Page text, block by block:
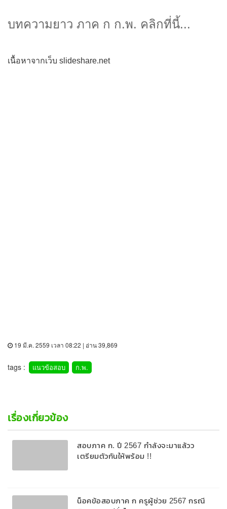
บทความยาว ภาค ก ก.พ. คลิกที่นี้...
เนื้อหาจากเว็บ slideshare.net
19 มี.ค. 2559 เวลา 08:22 | อ่าน 39,869
tags : แนวข้อสอบ ก.พ.
เรื่องเกี่ยวข้อง
สอบภาค ก. ปี 2567 กำลังจะมาแล้วว
เตรียมตัวกันให้พร้อม !!
น็อคข้อสอบภาค ก ครูผู้ช่วย 2567 กรณี